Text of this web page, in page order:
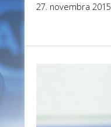
27. novembra 2015